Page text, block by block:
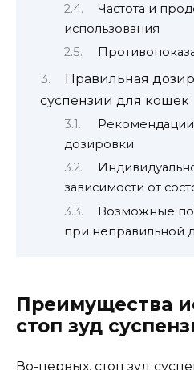
Частота и
использования
Правильная
суспензии для кошек
дозировки
зависимости от
Возможные
при неправильной
Преимущества
стоп зуд
Во-первых, стоп зуд